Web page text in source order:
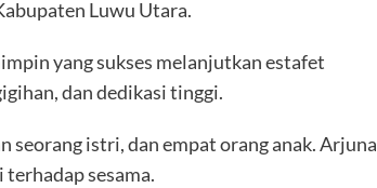
Luwu Utara.
yang sukses melanjutkan estafet
dan dedikasi tinggi.
seorang istri, dan empat orang anak. Arjuna
sesama.